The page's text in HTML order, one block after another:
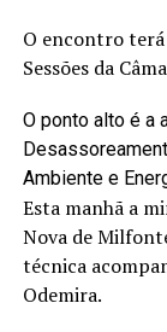
O encontro terá
Sessões da
O ponto alto é a
Ambiente e
Esta manhã a
Nova de
técnica
Odemira.